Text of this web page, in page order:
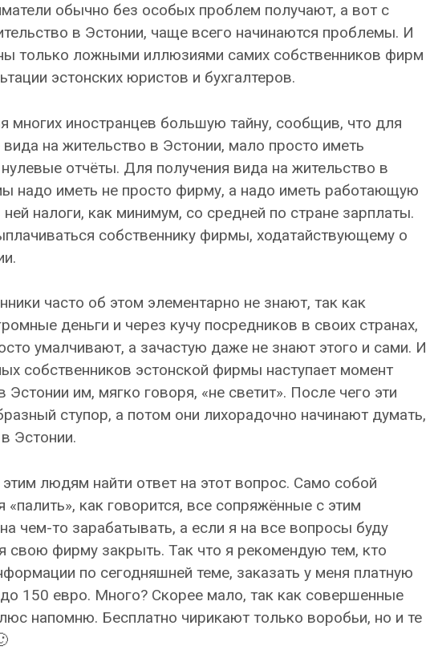
обычно без особых проблем получают, а вот с
в Эстонии, чаще всего начинаются проблемы. И
только ложными иллюзиями самих собственников фирм
эстонских юристов и бухгалтеров.
многих иностранцев большую тайну, сообщив, что для
на жительство в Эстонии, мало просто иметь
отчёты. Для получения вида на жительство в
надо иметь не просто фирму, а надо иметь работающую
налоги, как минимум, со средней по стране зарплаты.
собственнику фирмы, ходатайствующему о
часто об этом элементарно не знают, так как
деньги и через кучу посредников в своих странах,
умалчивают, а зачастую даже не знают этого и сами. И
собственников эстонской фирмы наступает момент
им, мягко говоря, «не светит». После чего эти
ступор, а потом они лихорадочно начинают думать,
Эстонии.
людям найти ответ на этот вопрос. Само собой
как говорится, все сопряжённые с этим
чем-то зарабатывать, а если я на все вопросы буду
свою фирму закрыть. Так что я рекомендую тем, кто
по сегодняшней теме, заказать у меня платную
150 евро. Много? Скорее мало, так как совершенные
напомню. Бесплатно чирикают только воробьи, но и те